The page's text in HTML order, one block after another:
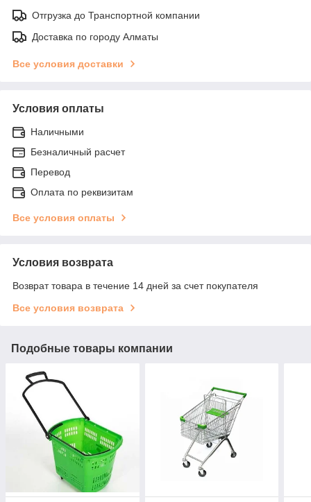
Отгрузка до Транспортной компании
Доставка по городу Алматы
Все условия доставки
Условия оплаты
Наличными
Безналичный расчет
Перевод
Оплата по реквизитам
Все условия оплаты
Условия возврата
Возврат товара в течение 14 дней за счет покупателя
Все условия возврата
Подобные товары компании